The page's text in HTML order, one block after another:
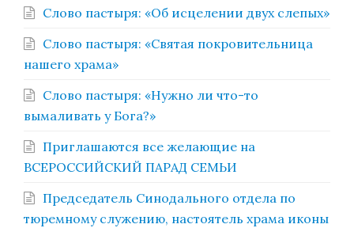
Слово пастыря: «Об исцелении двух слепых»
Слово пастыря: «Святая покровительница
нашего храма»
Слово пастыря: «Нужно ли что-то
вымаливать у Бога?»
Приглашаются все желающие на
ВСЕРОССИЙСКИЙ ПАРАД СЕМЬИ
Председатель Синодального отдела по
тюремному служению, настоятель храма иконы